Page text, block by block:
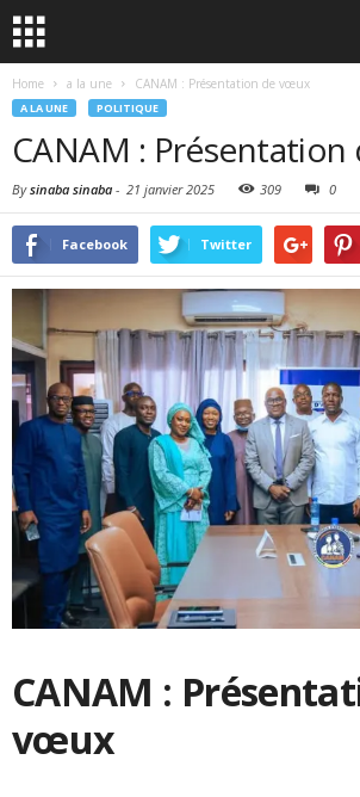
Home a la une CANAM : Présentation de vœux
A LA UNE POLITIQUE
CANAM :
Bysinaba sinaba - 21 janvier 2025 309 0
Facebook Twitter
CANAM :
vœux